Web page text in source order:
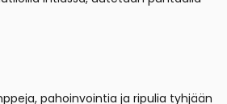
pahoinvointia ja ripulia tyhjään